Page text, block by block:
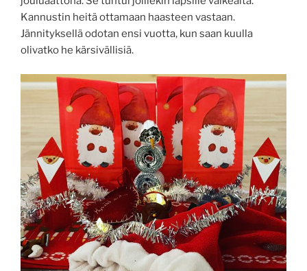
Kannustin heitä ottamaan haasteen vastaan.
Jännityksellä odotan ensi vuotta, kun saan kuulla
olivatko he kärsivällisiä.